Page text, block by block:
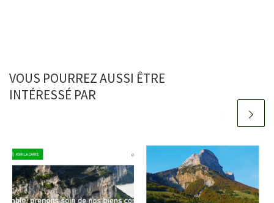
VOUS POURREZ AUSSI ÊTRE
INTÉRESSÉ PAR